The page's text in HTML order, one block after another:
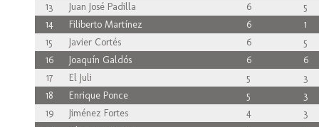
13
Juan José Padilla 6
5
14
Filiberto Martínez 6
1
15
Javier Cortés 6
5
16
Joaquín Galdós 6
6
17
El Juli 5
3
18
Enrique Ponce 5
3
19
Jiménez Fortes 4
3